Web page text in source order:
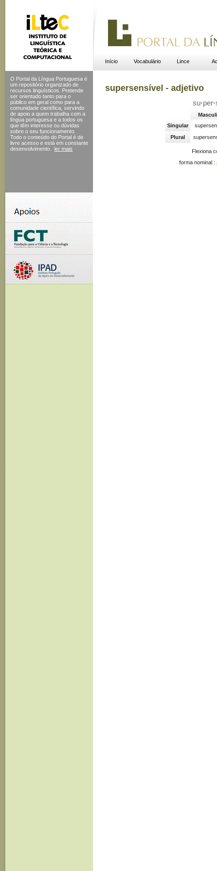
Início Vocabulário Lince
O Portal da Língua Portuguesa é
um repositório organizado de
recursos linguísticos. Pretende
ser orientado tanto para o
público em geral como para a
comunidade científica, servindo
de apoio a quem trabalha com a
língua portuguesa e a todos os
que têm interesse ou dúvidas
sobre o seu funcionamento.
Todo o conteúdo do Portal é de
livre acesso e está em constante
desenvolvimento.
ler mais
supersensível - adjetivo
su·per·
Singular
Plural
Flexiona
forma nominal :